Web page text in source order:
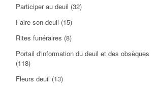
Participer au deuil (32)
Faire son deuil (15)
Rites funéraires (8)
Portail d'information du deuil et des obsèques
(118)
Fleurs deuil (13)